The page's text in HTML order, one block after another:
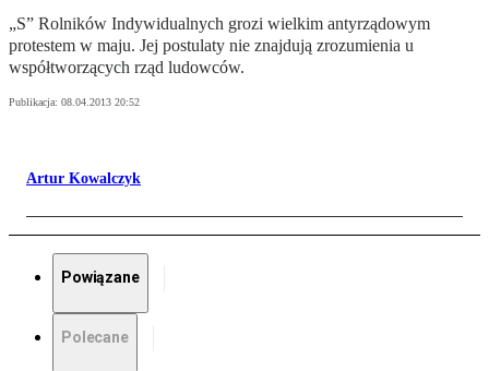
„S” Rolników Indywidualnych grozi wielkim antyrządowym
protestem w maju. Jej postulaty nie znajdują zrozumienia u
współtworzących rząd ludowców.
Publikacja: 08.04.2013 20:52
Artur Kowalczyk
Powiązane
Polecane